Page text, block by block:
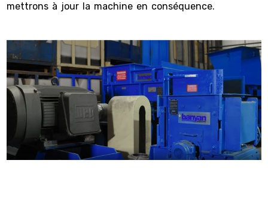
mettrons à jour la machine en conséquence.